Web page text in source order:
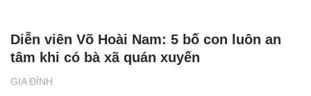
GIA ĐÌNH
Diễn viên Võ Hoài Nam: 5 bố con luôn an
tâm khi có bà xã quán xuyến